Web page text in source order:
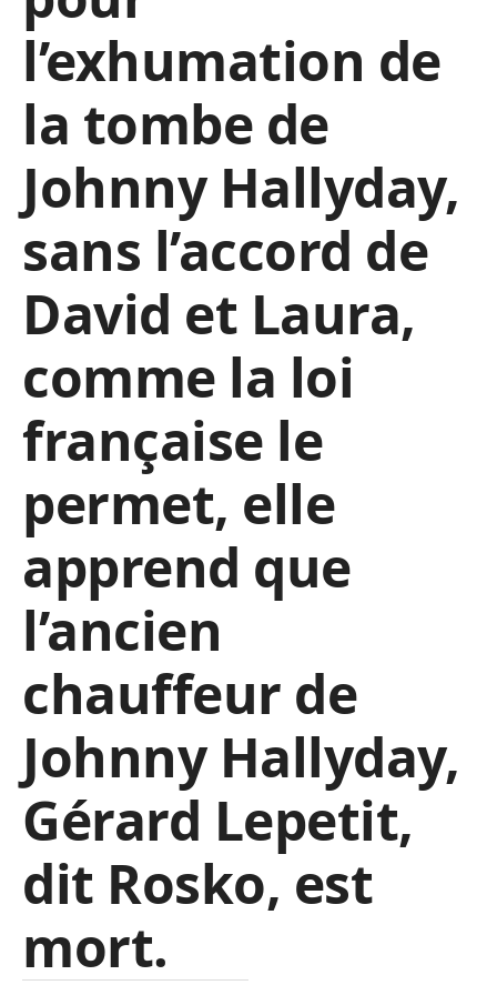
l’exhumation de
la tombe de
Johnny Hallyday,
sans l’accord de
David et Laura,
comme la loi
française le
permet, elle
apprend que
l’ancien
chauffeur de
Johnny Hallyday,
Gérard Lepetit,
dit Rosko, est
mort.